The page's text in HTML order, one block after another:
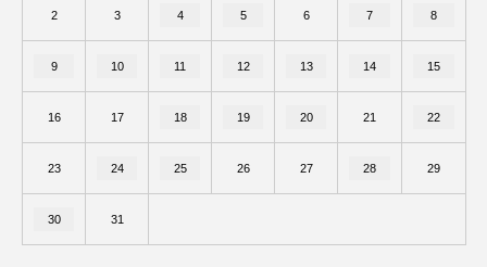
2 3 4 5 6 7 8
9 10 11 12 13 14 15
16 17 18 19 20 21 22
23 24 25 26 27 28 29
30 31